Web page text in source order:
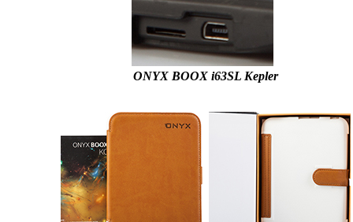
ONYX BOOX i63SL Kepler